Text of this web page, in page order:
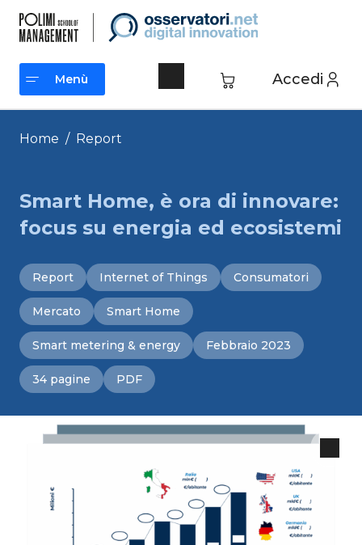
contenuto
Accedi
Menù
Menù
Home / Report
Smart Home, è ora di innovare:
focus su energia ed ecosistemi
Report Internet of Things Consumatori
Mercato Smart Home
Smart metering & energy Febbraio 2023
34 pagine PDF